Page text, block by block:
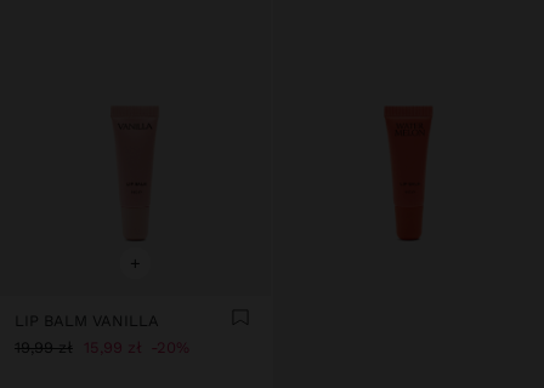
+
LIP BALM VANILLA
19,99 zł 15,99 zł 20%